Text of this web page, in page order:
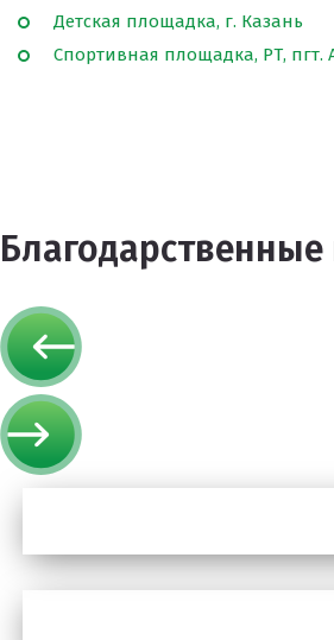
Детская площадка, г. Казань
Спортивная площадка, РТ, пгт.
Благодарственные